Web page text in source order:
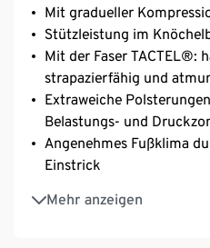
Mit gradueller
Stützleistung im
Mit der Faser TACTEL®:
strapazierfähig und
Extraweiche
Belastungs- und
Angenehmes Fußklima
Einstrick
Mehr anzeigen
Extraflache Zehennaht
Mit Elasthan: